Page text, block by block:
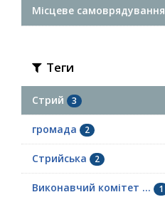
Місцеве самоврядування
Теги
Стрий 3
громада 2
Стрийська 2
Виконавчий комітет ... 1